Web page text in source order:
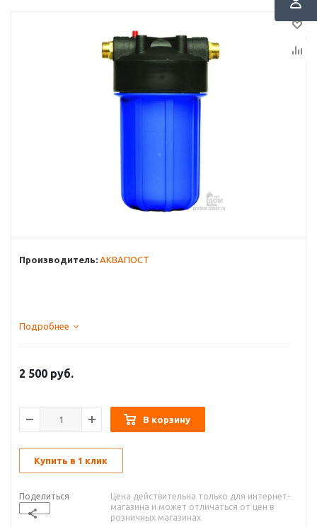
Производитель: АКВАПОСТ
Подробнее
2 500 руб.
В корзину
Купить в 1 клик
Поделиться
Цена действительна только для интернет-
магазина и может отличаться от цен в
розничных магазинах